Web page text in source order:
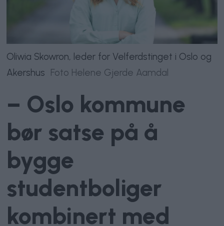
Oliwia Skowron, leder for Velferdstinget i Oslo og
Akershus Foto Helene Gjerde Aamdal
– Oslo kommune
bør satse på å
bygge
studentboliger
kombinert med